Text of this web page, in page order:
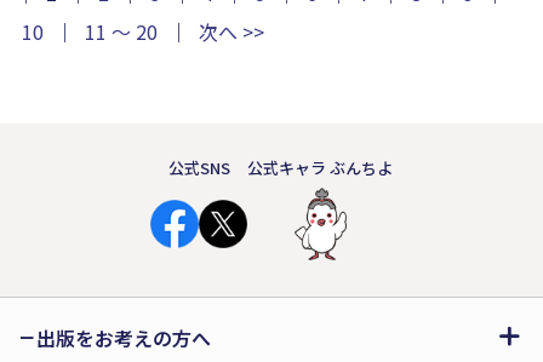
て描く感動巨編。今なお胸に迫るリアル
10
｜ 11 ～ 20 ｜ 次へ >>
公式SNS 公式キャラ ぶんちよ
出版をお考えの方へ